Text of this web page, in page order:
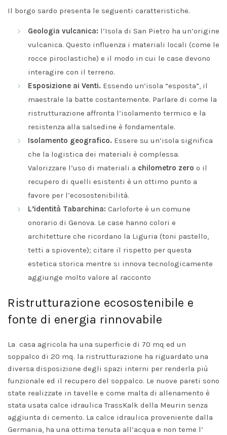
Il borgo sardo presenta le seguenti caratteristiche.
Geologia vulcanica: l’Isola di San Pietro ha un’origine
vulcanica. Questo influenza i materiali locali (come le
rocce piroclastiche) e il modo in cui le case devono
interagire con il terreno.
Esposizione ai Venti. Essendo un’isola “esposta”, il
maestrale la batte costantemente. Parlare di come la
ristrutturazione affronta l’isolamento termico e la
resistenza alla salsedine è fondamentale.
Isolamento geografico. Essere su un’isola significa
che la logistica dei materiali è complessa.
Valorizzare l’uso di materiali a chilometro zero o il
recupero di quelli esistenti è un ottimo punto a
favore per l’ecosostenibilità.
L’identità Tabarchina: Carloforte è un comune
onorario di Genova. Le case hanno colori e
architetture che ricordano la Liguria (toni pastello,
tetti a spiovente); citare il rispetto per questa
estetica storica mentre si innova tecnologicamente
aggiunge molto valore al racconto
Ristrutturazione ecosostenibile e
fonte di energia rinnovabile
La casa agricola ha una superficie di 70 mq ed un
soppalco di 20 mq. la ristrutturazione ha riguardato una
diversa disposizione degli spazi interni per renderla più
funzionale ed il recupero del soppalco. Le nuove pareti sono
state realizzate in tavelle e come malta di allenamento è
stata usata calce idraulica TrassKalk della Meurin senza
aggiunta di cemento. La calce idraulica proveniente dalla
Germania, ha una ottima tenuta all’acqua e non teme l’